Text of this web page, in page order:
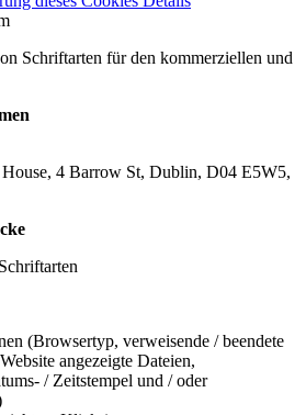
Schriftarten für den kommerziellen und
4 Barrow St, Dublin, D04 E5W5,
(Browsertyp, verweisende / beendete
angezeigte Dateien,
/ Zeitstempel und / oder